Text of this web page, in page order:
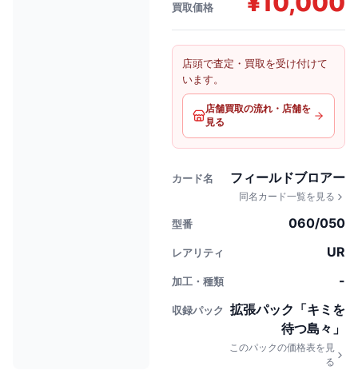
買取価格
店頭で査定・買取を受け付けて
います。
店舗買取の流れ・店舗を
見る
カード名 フィールドブロアー
同名カード一覧を見る
型番 060/050
レアリティ UR
加工・種類 -
収録パック
拡張パック「キミを
待つ島々」
このパックの価格表を見
る